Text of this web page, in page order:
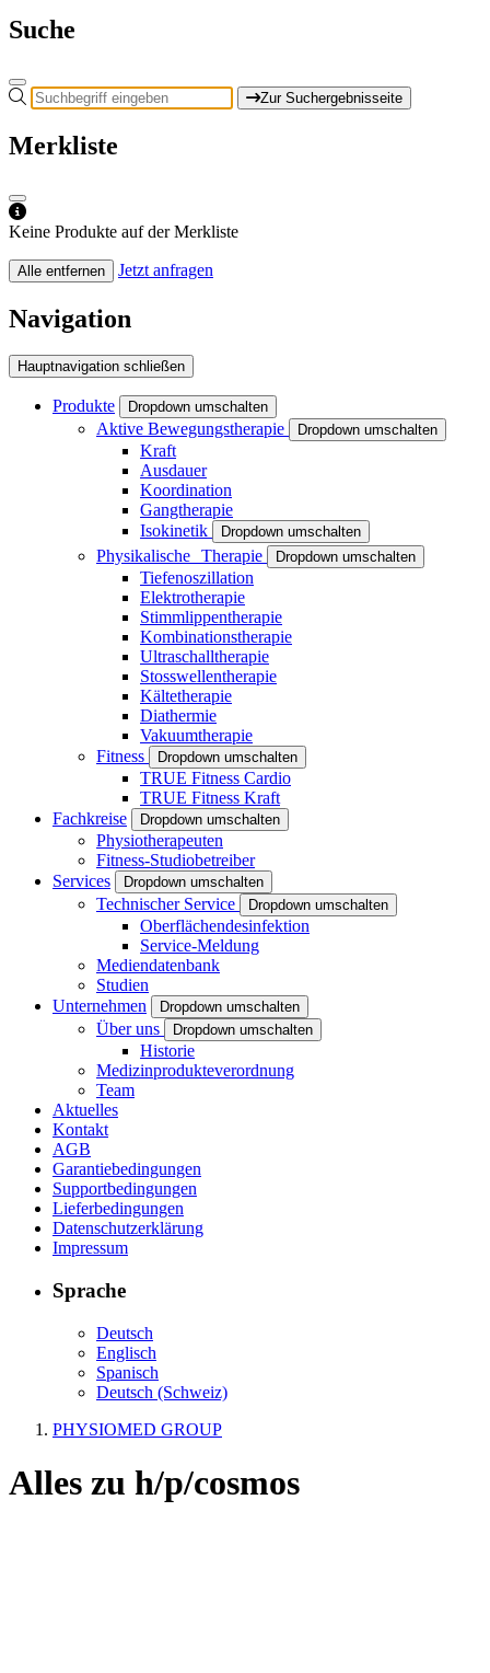
Suche
Zur Suchergebnisseite
Merkliste
Keine Produkte auf der Merkliste
Alle entfernen Jetzt anfragen
Navigation
Hauptnavigation schließen
Produkte Dropdown umschalten
Aktive Bewegungstherapie Dropdown umschalten
Kraft
Ausdauer
Koordination
Gangtherapie
Isokinetik
Dropdown umschalten
Physikalische Therapie Dropdown umschalten
Tiefenoszillation
Elektrotherapie
Stimmlippentherapie
Kombinationstherapie
Ultraschalltherapie
Stosswellentherapie
Kältetherapie
Diathermie
Vakuumtherapie
Fitness
Dropdown umschalten
TRUE Fitness Cardio
TRUE Fitness Kraft
Fachkreise
Dropdown umschalten
Physiotherapeuten
Fitness-Studiobetreiber
Services
Dropdown umschalten
Technischer Service Dropdown umschalten
Oberflächendesinfektion
Service-Meldung
Mediendatenbank
Studien
Unternehmen
Dropdown umschalten
Über uns Dropdown umschalten
Historie
Medizinprodukteverordnung
Team
Aktuelles
Kontakt
AGB
Garantiebedingungen
Supportbedingungen
Lieferbedingungen
Datenschutzerklärung
Impressum
Sprache
Deutsch
Englisch
Spanisch
Deutsch (Schweiz)
PHYSIOMED GROUP
Alles zu h/p/cosmos